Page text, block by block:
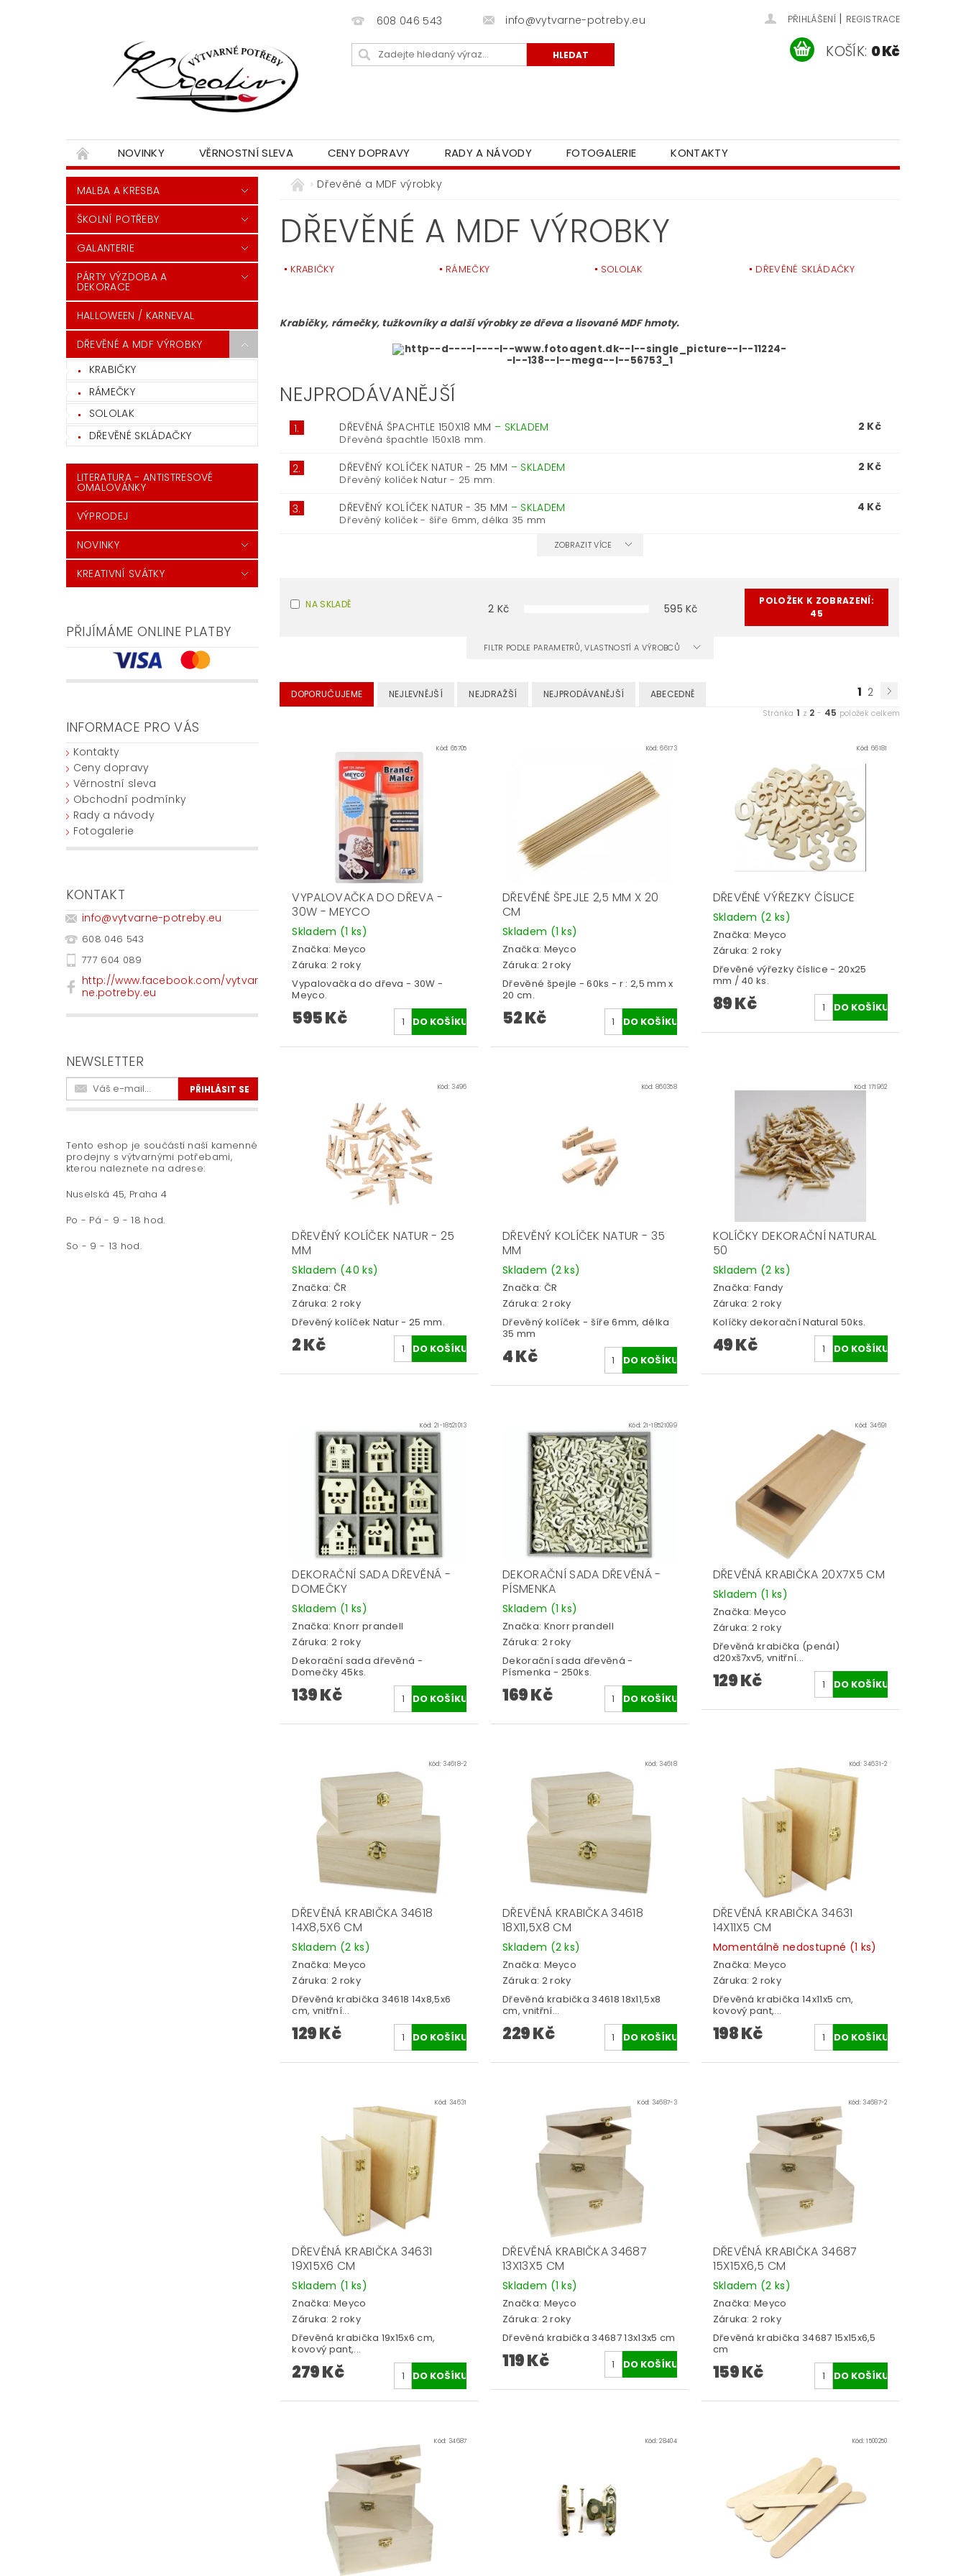
608 046 543 info@vytvarne-potreby.eu PŘIHLÁŠENÍ | REGISTRACE
KOŠÍK: 0 Kč
NOVINKY VĚRNOSTNÍ SLEVA CENY DOPRAVY RADY A NÁVODY FOTOGALERIE KONTAKTY
MALBA A KRESBA
ŠKOLNÍ POTŘEBY
GALANTERIE
PÁRTY VÝZDOBA A
DEKORACE
HALLOWEEN / KARNEVAL
DŘEVĚNÉ A MDF VÝROBKY
KRABIČKY
RÁMEČKY
SOLOLAK
DŘEVĚNÉ SKLÁDAČKY
LITERATURA - ANTISTRESOVÉ
OMALOVÁNKY
VÝPRODEJ
NOVINKY
KREATIVNÍ SVÁTKY
PŘIJÍMÁME ONLINE PLATBY
INFORMACE PRO VÁS
Kontakty
Ceny dopravy
Věrnostní sleva
Obchodní podmínky
Rady a návody
Fotogalerie
KONTAKT
info@vytvarne-potreby.eu
608 046 543
777 604 089
http://www.facebook.com/vytvar
ne.potreby.eu
NEWSLETTER
Tento eshop je součástí naší kamenné
prodejny s výtvarnými potřebami,
kterou naleznete na adrese:
Nuselská 45, Praha 4
Po - Pá - 9 - 18 hod.
So - 9 - 13 hod.
Dřevěné a MDF výrobky
DŘEVĚNÉ A MDF VÝROBKY
KRABIČKY RÁMEČKY SOLOLAK DŘEVĚNÉ SKLÁDAČKY
Krabičky, rámečky, tužkovníky a další výrobky ze dřeva a lisované MDF hmoty.
NEJPRODÁVANĚJŠÍ
1. DŘEVĚNÁ ŠPACHTLE 150X18 MM – SKLADEM
Dřevěná špachtle 150x18 mm.
2 Kč
2. DŘEVĚNÝ KOLÍČEK NATUR - 25 MM – SKLADEM
Dřevěný kolíček Natur - 25 mm.
2 Kč
3. DŘEVĚNÝ KOLÍČEK NATUR - 35 MM – SKLADEM
Dřevěný kolíček - šíře 6mm, délka 35 mm
4 Kč
ZOBRAZIT VÍCE
NA SKLADĚ 2 Kč 595 Kč
POLOŽEK K ZOBRAZENÍ:
45
FILTR PODLE PARAMETRŮ, VLASTNOSTÍ A VÝROBCŮ
DOPORUČUJEME NEJLEVNĚJŠÍ NEJDRAŽŠÍ NEJPRODÁVANĚJŠÍ ABECEDNĚ 1 2
Stránka1 z 2 - 45 položek celkem
Kód: 65705
VYPALOVAČKA DO DŘEVA -
30W - MEYCO
Skladem (1 ks)
Značka: Meyco
Záruka: 2 roky
Vypalovačka do dřeva - 30W -
Meyco.
595 Kč
Kód:66173
DŘEVĚNÉ ŠPEJLE 2,5 MM X 20
CM
Skladem (1 ks)
Značka: Meyco
Záruka: 2 roky
Dřevěné špejle - 60ks - r : 2,5 mm x
20 cm.
52 Kč
Kód:66181
DŘEVĚNÉ VÝŘEZKY ČÍSLICE
Skladem (2 ks)
Značka:Meyco
Záruka: 2 roky
Dřevěné výřezky číslice - 20x25
mm / 40 ks.
89 Kč
Kód: 3496
DŘEVĚNÝ KOLÍČEK NATUR - 25
MM
Skladem (40 ks)
Značka: ČR
Záruka: 2 roky
Dřevěný kolíček Natur - 25 mm.
2 Kč
Kód:860358
DŘEVĚNÝ KOLÍČEK NATUR - 35
MM
Skladem (2 ks)
Značka: ČR
Záruka: 2 roky
Dřevěný kolíček - šíře 6mm, délka
35 mm
4 Kč
Kód: 171962
KOLÍČKY DEKORAČNÍ NATURAL
50
Skladem (2 ks)
Značka:Fandy
Záruka: 2 roky
Kolíčky dekorační Natural 50ks.
49 Kč
Kód: 21-18521013
DEKORAČNÍ SADA DŘEVĚNÁ -
DOMEČKY
Skladem (1 ks)
Značka: Knorr prandell
Záruka: 2 roky
Dekorační sada dřevěná -
Domečky 45ks.
139 Kč
Kód: 21-18521099
DEKORAČNÍ SADA DŘEVĚNÁ -
PÍSMENKA
Skladem (1 ks)
Značka: Knorr prandell
Záruka: 2 roky
Dekorační sada dřevěná -
Písmenka - 250ks.
169 Kč
Kód: 34691
DŘEVĚNÁ KRABIČKA 20X7X5 CM
Skladem (1 ks)
Značka:Meyco
Záruka: 2 roky
Dřevěná krabička (penál)
d20xš7xv5, vnitřní...
129 Kč
Kód: 34618-2
DŘEVĚNÁ KRABIČKA 34618
14X8,5X6 CM
Skladem (2 ks)
Značka: Meyco
Záruka: 2 roky
Dřevěná krabička 34618 14x8,5x6
cm, vnitřní...
129 Kč
Kód: 34618
DŘEVĚNÁ KRABIČKA 34618
18X11,5X8 CM
Skladem (2 ks)
Značka: Meyco
Záruka: 2 roky
Dřevěná krabička 34618 18x11,5x8
cm, vnitřní...
229 Kč
Kód: 34631-2
DŘEVĚNÁ KRABIČKA 34631
14X11X5 CM
Momentálně nedostupné (1 ks)
Značka:Meyco
Záruka: 2 roky
Dřevěná krabička 14x11x5 cm,
kovový pant,...
198 Kč
Kód: 34631
DŘEVĚNÁ KRABIČKA 34631
19X15X6 CM
Skladem (1 ks)
Značka: Meyco
Záruka: 2 roky
Dřevěná krabička 19x15x6 cm,
kovový pant,...
279 Kč
Kód: 34687-3
DŘEVĚNÁ KRABIČKA 34687
13X13X5 CM
Skladem (1 ks)
Značka: Meyco
Záruka: 2 roky
Dřevěná krabička 34687 13x13x5 cm
119 Kč
Kód: 34687-2
DŘEVĚNÁ KRABIČKA 34687
15X15X6,5 CM
Skladem (2 ks)
Značka:Meyco
Záruka: 2 roky
Dřevěná krabička 34687 15x15x6,5
cm
159 Kč
Kód: 34687 Kód:28404 Kód:1500250